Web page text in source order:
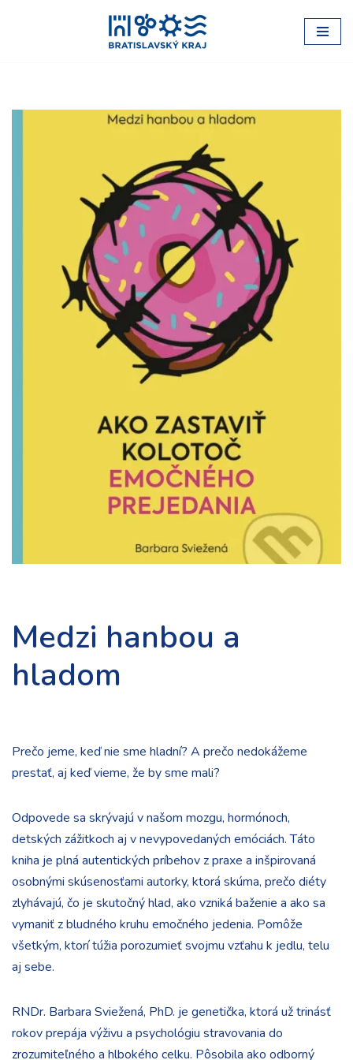
Medzi hanbou a
hladom
Prečo jeme, keď nie sme hladní? A prečo nedokážeme
prestať, aj keď vieme, že by sme mali?
Odpovede sa skrývajú v našom mozgu, hormónoch,
detských zážitkoch aj v nevypovedaných emóciách. Táto
kniha je plná autentických príbehov z praxe a inšpirovaná
osobnými skúsenosťami autorky, ktorá skúma, prečo diéty
zlyhávajú, čo je skutočný hlad, ako vzniká baženie a ako sa
vymaniť z bludného kruhu emočného jedenia. Pomôže
všetkým, ktorí túžia porozumieť svojmu vzťahu k jedlu, telu
aj sebe.
RNDr. Barbara Sviežená, PhD. je genetička, ktorá už trinásť
rokov prepája výživu a psychológiu stravovania do
zrozumiteľného a hlbokého celku. Pôsobila ako odborný